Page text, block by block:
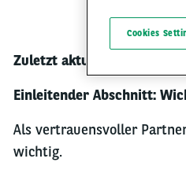
Zuletzt aktualisiert:
Einleitender Abschnitt:
Als vertrauensvoller
wichtig.
Cookies